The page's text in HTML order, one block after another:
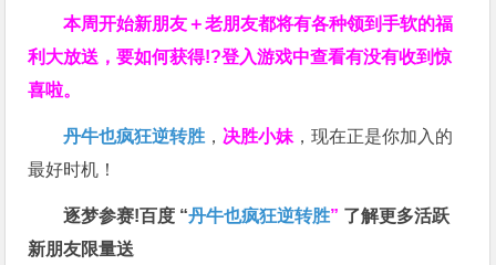
本周开始新朋友＋老朋友都将有各种领到手软的福
利大放送，要如何获得!?登入游戏中查看有没有收到惊
喜啦。
丹牛也疯狂逆转胜 ， 决胜小妹 ，现在正是你加入的
最好时机！
逐梦参赛!百度 “丹牛也疯狂逆转胜” 了解更多活跃
新朋友限量送